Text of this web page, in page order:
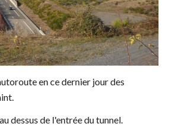
en ce dernier jour des
dessus de l'entrée du tunnel.